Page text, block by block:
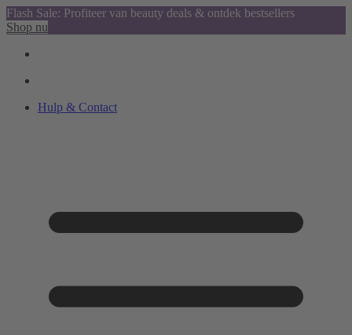
Flash Sale: Profiteer van beauty deals & ontdek bestsellers
Shop nu
Hulp & Contact